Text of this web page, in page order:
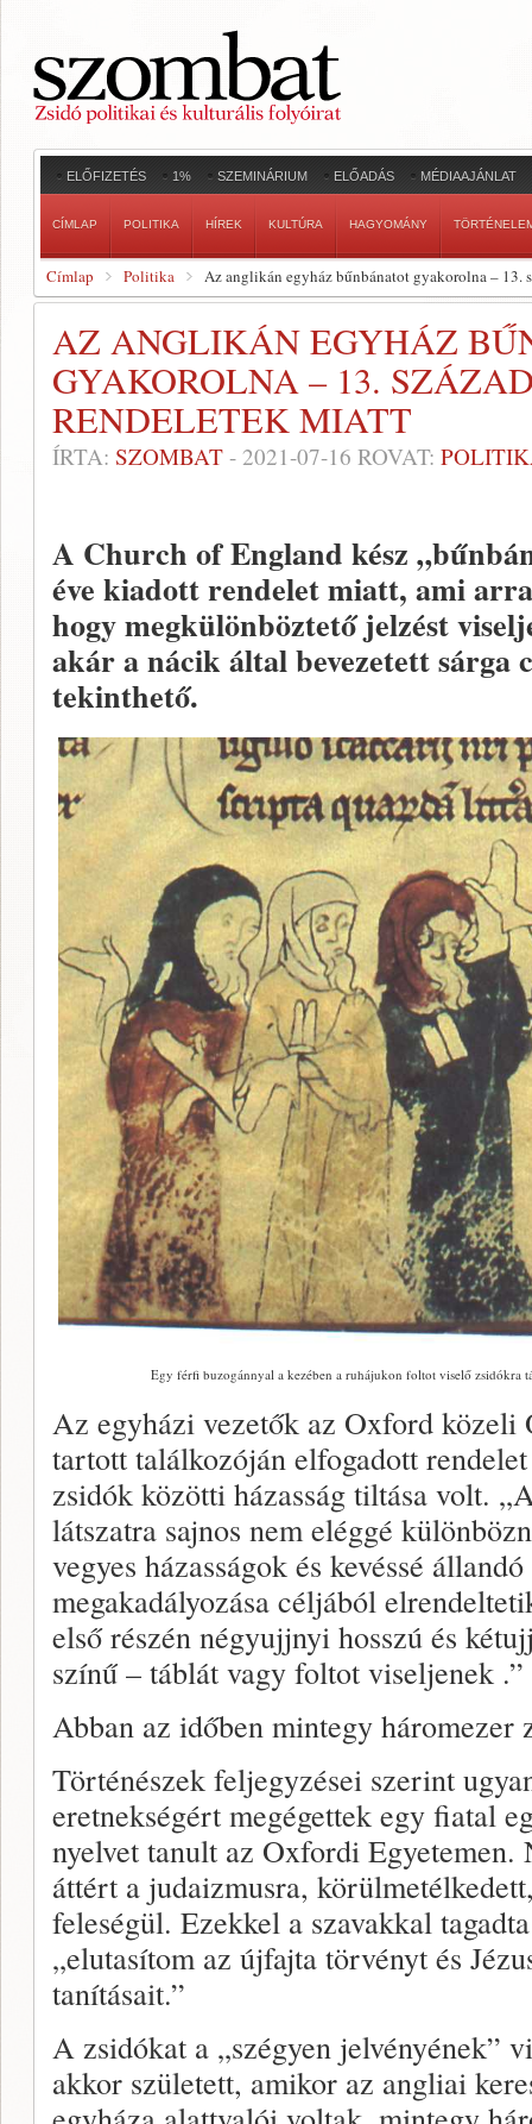
ELŐFIZETÉS 1% SZEMINÁRIUM ELŐADÁS MÉDIAAJÁNLAT
CÍMLAP POLITIKA HÍREK KULTÚRA HAGYOMÁNY
Címlap Politika Az anglikán egyház bűnbánatot gyakorolna – 13.
AZ ANGLIKÁN EGYHÁZ
GYAKOROLNA – 13.
RENDELETEK MIATT
ÍRTA: SZOMBAT - 2021-07-16 ROVAT:
A Church of England kész
éve kiadott rendelet miatt, ami
hogy megkülönböztető jelzést
akár a nácik által bevezetett sárga
tekinthető.
Egy férfi buzogánnyal a kezében a ruhájukon foltot viselő zsidókra
Az egyházi vezetők az Oxford közeli
tartott találkozóján elfogadott
zsidók közötti házasság tiltása volt.
látszatra sajnos nem eléggé
vegyes házasságok és kevéssé
megakadályozása céljából
első részén négyujjnyi hosszú és
színű – táblát vagy foltot viseljenek .”
Abban az időben mintegy háromezer
Történészek feljegyzései szerint
eretnekségért megégettek egy fiatal
nyelvet tanult az Oxfordi
áttért a judaizmusra,
feleségül. Ezekkel a szavakkal
„elutasítom az újfajta törvényt és
tanításait.”
A zsidókat a „szégyen jelvényének”
akkor született, amikor az angliai